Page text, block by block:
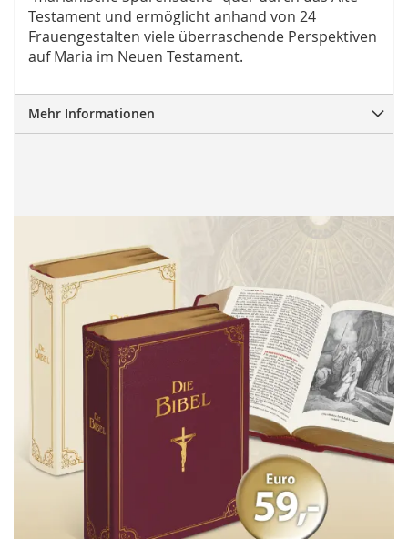
Testament und ermöglicht anhand von 24
Frauengestalten viele überraschende Perspektiven
auf Maria im Neuen Testament.
Mehr Informationen